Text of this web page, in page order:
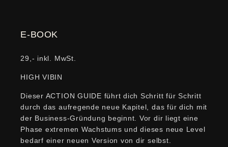
E-BOOK
29,- inkl. MwSt.
HIGH VIBIN
Dieser ACTION GUIDE führt dich Schritt für Schritt
durch das aufregende neue Kapitel, das für dich mit
der Business-Gründung beginnt. Vor dir liegt eine
Phase extremen Wachstums und dieses neue Level
bedarf einer neuen Version von dir selbst.